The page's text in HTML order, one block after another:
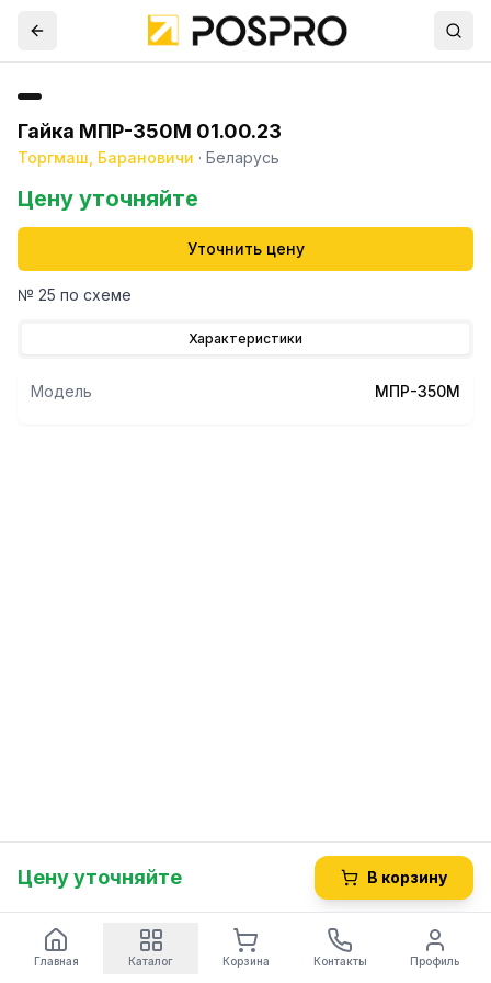
Гайка МПР-350М 01.00.23
Торгмаш, Барановичи · Беларусь
Цену уточняйте
Уточнить цену
№ 25 по схеме
Характеристики
Модель МПР-350М
Цену уточняйте В корзину
Главная Каталог Корзина Контакты Профиль